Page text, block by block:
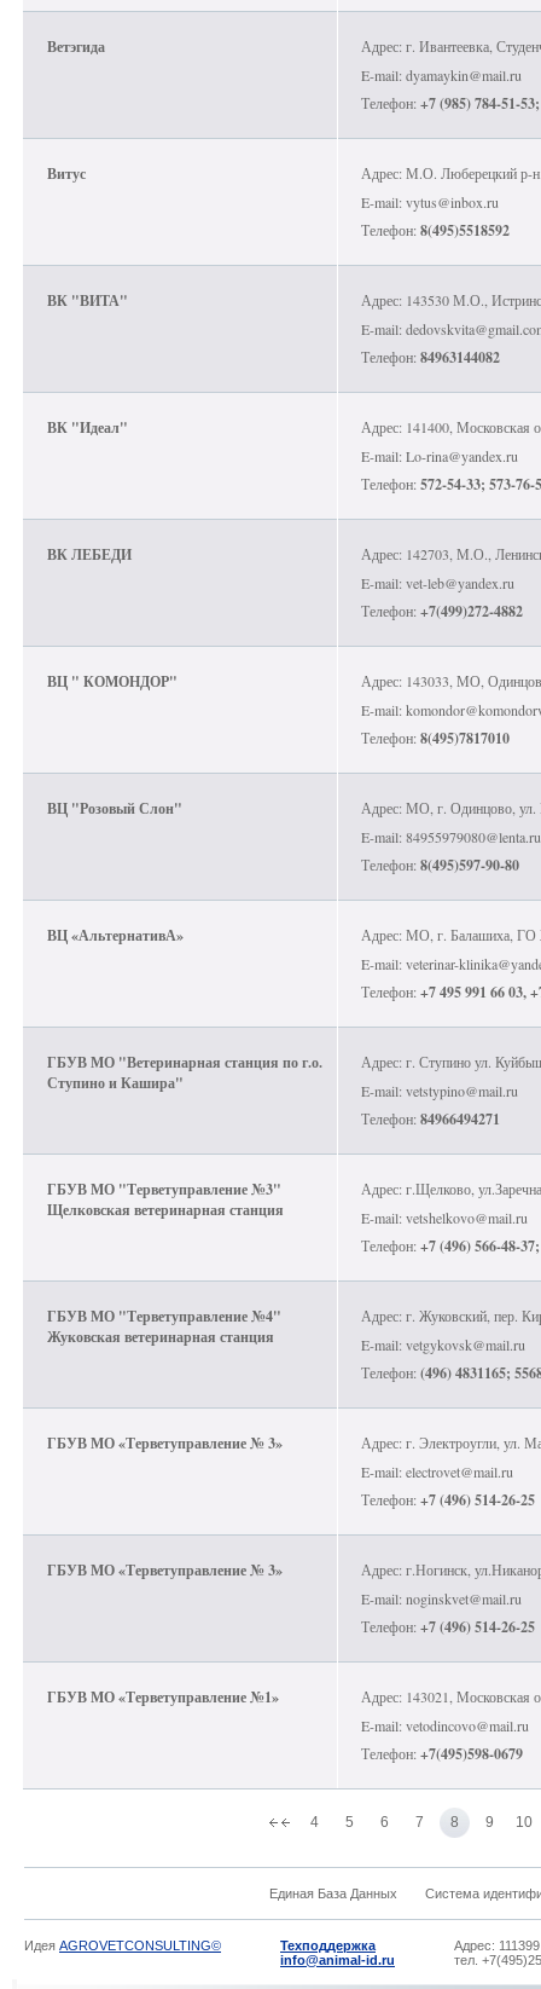
Ветэгида
Адрес: г. Ивантеевка,
E-mail: dyamaykin@mail.ru
Телефон: +7 (985) 784-51-
Витус
Адрес: М.О. Люберецкий р-
E-mail: vytus@inbox.ru
Телефон:8(495)5518592
ВК "ВИТА"
Адрес: 143530 М.О.,
E-mail:
Телефон: 84963144082
ВК "Идеал"
Адрес: 141400, Московская
E-mail: Lo-rina@yandex.ru
Телефон:572-54-33; 573-76-
ВК ЛЕБЕДИ
Адрес: 142703, М.О.,
E-mail: vet-leb@yandex.ru
Телефон: +7(499)272-4882
ВЦ " КОМОНДОР"
Адрес: 143033, МО,
E-mail:
Телефон:8(495)7817010
ВЦ "Розовый Слон"
Адрес: МО, г. Одинцово, ул.
E-mail: 84955979080@lenta.ru
Телефон: 8(495)597-90-80
ВЦ «АльтернативА»
Адрес: МО, г. Балашиха, ГО
E-mail: veterinar-
Телефон:+7 495 991 66 03,
ГБУВ МО "Ветеринарная станция по г.о.
Ступино и Кашира"
Адрес: г. Ступино ул.
E-mail: vetstypino@mail.ru
Телефон: 84966494271
ГБУВ МО "Терветуправление №3"
Щелковская ветеринарная станция
Адрес: г.Щелково,
E-mail: vetshelkovo@mail.ru
Телефон:+7 (496) 566-48-
ГБУВ МО "Терветуправление №4"
Жуковская ветеринарная станция
Адрес: г. Жуковский, пер.
E-mail: vetgykovsk@mail.ru
Телефон: (496) 4831165;
ГБУВ МО «Терветуправление № 3»
Адрес: г. Электроугли, ул.
E-mail: electrovet@mail.ru
Телефон:+7 (496) 514-26-25
ГБУВ МО «Терветуправление № 3»
Адрес: г.Ногинск,
E-mail: noginskvet@mail.ru
Телефон: +7 (496) 514-26-25
ГБУВ МО «Терветуправление №1»
Адрес: 143021, Московская
E-mail: vetodincovo@mail.ru
Телефон:+7(495)598-0679
4 5 6 7 8 9 10
Единая База Данных Система
Идея AGROVETCONSULTING©
Техподдержка
info@animal-id.ru
Адрес:
тел.